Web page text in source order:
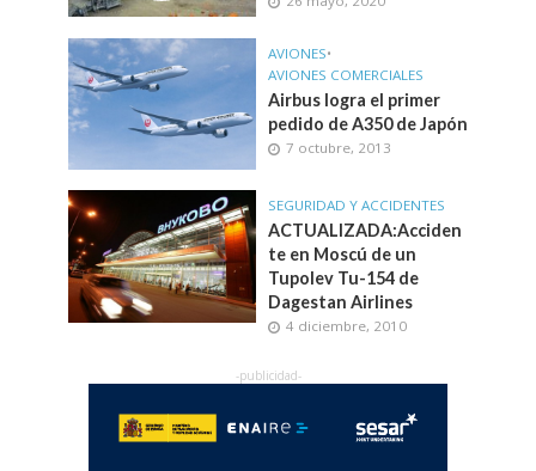
AVIONES•
AVIONES COMERCIALES
Airbus logra el primer
pedido de A350 de Japón
7 octubre, 2013
SEGURIDAD Y ACCIDENTES
ACTUALIZADA:Acciden
te en Moscú de un
Tupolev Tu-154 de
Dagestan Airlines
4 diciembre, 2010